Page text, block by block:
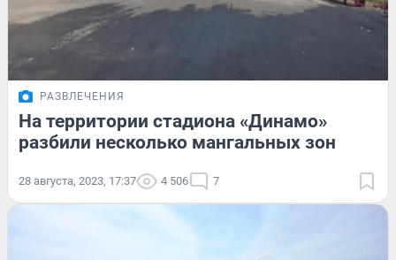
РАЗВЛЕЧЕНИЯ
На территории стадиона «Динамо»
разбили несколько мангальных зон
28 августа, 2023, 17:37 4 506 7